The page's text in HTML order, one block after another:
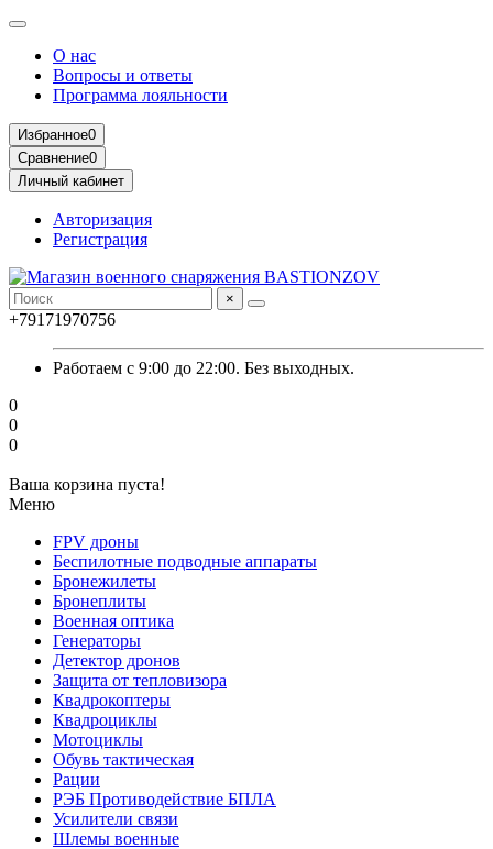
О нас
Вопросы и ответы
Программа лояльности
Избранное0
Сравнение0
Личный кабинет
Авторизация
Регистрация
×
+79171970756
Работаем с 9:00 до 22:00. Без выходных.
0
0
0
Ваша корзина пуста!
Меню
FPV дроны
Беспилотные подводные аппараты
Бронежилеты
Бронеплиты
Военная оптика
Генераторы
Детектор дронов
Защита от тепловизора
Квадрокоптеры
Квадроциклы
Мотоциклы
Обувь тактическая
Рации
РЭБ Противодействие БПЛА
Усилители связи
Шлемы военные